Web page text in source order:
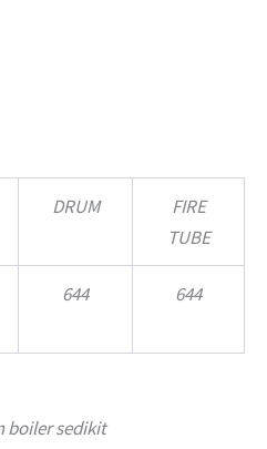
DRUM
FIRE
TUBE
644 644
boiler sedikit